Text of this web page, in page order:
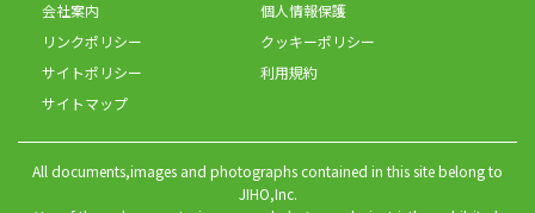
会社案内
個人情報保護
リンクポリシー
クッキーポリシー
サイトポリシー
利用規約
サイトマップ
All documents,images and photographs contained in this site belong to
JIHO,Inc.